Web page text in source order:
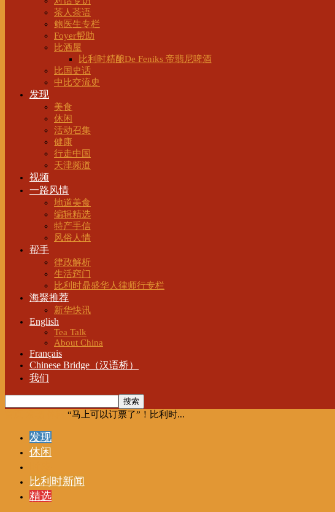
茶人茶语
鲍医生专栏
Foyer帮助
比酒屋
比利时精酿De Feniks 帝翡尼啤酒
比国史话
中比交流史
发现
美食
休闲
活动召集
健康
行走中国
天津频道
视频
一路风情
地道美食
编辑精选
特产手信
风俗人情
帮手
律政解析
生活窍门
比利时鼎盛华人律师行专栏
海聚推荐
新华快讯
English
Tea Talk
About China
Français
Chinese Bridge（汉语桥）
我们
“马上可以订票了”！比利时...
发现
休闲
比利时新闻
精选